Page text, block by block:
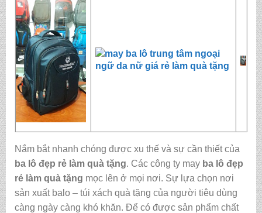
Nắm bắt nhanh chóng được xu thế và sự cần thiết của
ba lô đẹp rẻ làm quà tặng. Các công ty may ba lô đẹp
rẻ làm quà tặng mọc lên ở mọi nơi. Sự lựa chọn nơi
sản xuất balo – túi xách quà tặng của người tiêu dùng
càng ngày càng khó khăn. Để có được sản phẩm chất